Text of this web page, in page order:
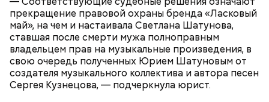
прекращение правовой охраны бренда «Ласковый
май», на чем и настаивала Светлана Шатунова,
ставшая после смерти мужа полноправным
владельцем прав на музыкальные произведения, в
свою очередь полученных Юрием Шатуновым от
создателя музыкального коллектива и автора песен
Сергея Кузнецова, — подчеркнула юрист.
можно, поделившись с другими людьми
счастливыми моментами из своей жизни.